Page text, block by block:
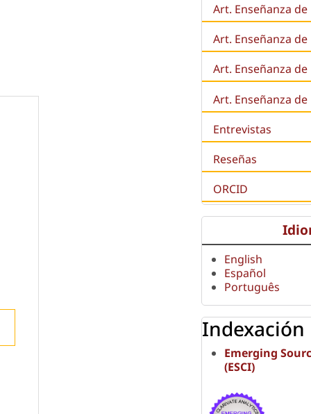
Art. Enseñanza de
Art. Enseñanza de
Art. Enseñanza
Art. Enseñanza
Entrevistas
Reseñas
ORCID
English
Español
Português
Indexación
Emerging
(ESCI)